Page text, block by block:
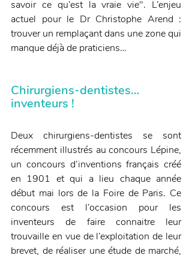
savoir ce qu’est la vraie vie". L’enjeu
actuel pour le Dr Christophe Arend :
trouver un remplaçant dans une zone qui
manque déjà de praticiens…
Chirurgiens-dentistes…
inventeurs !
Deux chirurgiens-dentistes se sont
récemment illustrés au concours Lépine,
un concours d’inventions français créé
en 1901 et qui a lieu chaque année
début mai lors de la Foire de Paris. Ce
concours est l’occasion pour les
inventeurs de faire connaitre leur
trouvaille en vue de l’exploitation de leur
brevet, de réaliser une étude de marché,